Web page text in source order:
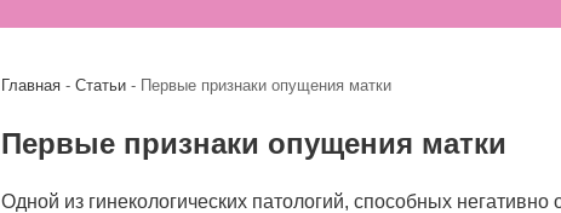
Главная Статьи Первые признаки опущения матки
Первые признаки опущения матки
Одной из гинекологических патологий, способных